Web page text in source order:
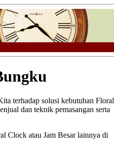
terhadap solusi kebutuhan Floral
dan teknik pemasangan serta
Clock atau Jam Besar lainnya di